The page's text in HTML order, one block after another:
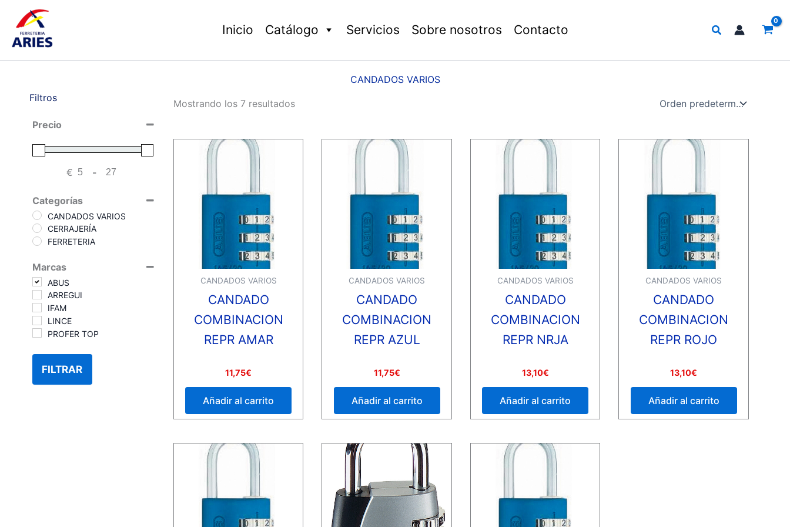
contenido
Inicio Catálogo Servicios Sobre nosotros Contacto Buscar
CANDADOS VARIOS
Filtros
Precio
€ Minimum Price
-Maximum Price
Categorías
CANDADOS VARIOS
CERRAJERÍA
FERRETERIA
Marcas
ABUS
ARREGUI
IFAM
LINCE
PROFER TOP
FILTRAR
Mostrando los 7 resultados
CANDADOS VARIOS
CANDADO
COMBINACION
REPR AMAR
0
11,75€
Añadir al carrito
CANDADOS VARIOS
CANDADO
COMBINACION
REPR AZUL
0
11,75€
Añadir al carrito
CANDADOS VARIOS
CANDADO
COMBINACION
REPR NRJA
0
13,10€
Añadir al carrito
CANDADOS VARIOS
CANDADO
COMBINACION
REPR ROJO
0
13,10€
Añadir al carrito